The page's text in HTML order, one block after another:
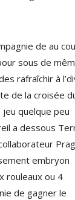
de au
sous de
rafraîchir à
de la croisée
quelque peu
a dessous
embryon
rouleaux ou 4
de gagner le